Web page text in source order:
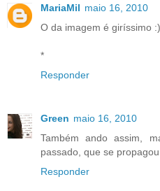
MariaMil maio 16, 2010
O da imagem é giríssimo :)
*
Responder
Green maio 16, 2010
Também ando assim,
passado, que se
Responder